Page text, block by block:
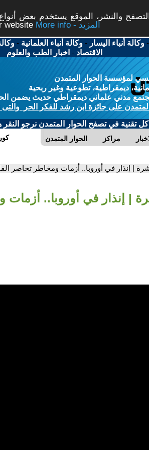
والنشر، الموقع يستخدم بعض
website
More info - المزيد
-وكالة أنباء اليسار -وكالة أنباء العلمانية -
الاقتصاد - اخبار الطب والعلوم
لمؤسسة الحوار المتمدن
ديمقراطية، تطوعية وغير ربحية
مدني علماني ديمقراطي حديث يضمن
على جائزة ابن رشد للفكر الحر والتى
تقنية في تصفح الحوار المتمدن نرجو النقر
الحوار المتمدن مراكز
| إنذار في أوروبا.. أزمات ومخاطر تحاصر
| إنذار في أوروبا.. أزمات